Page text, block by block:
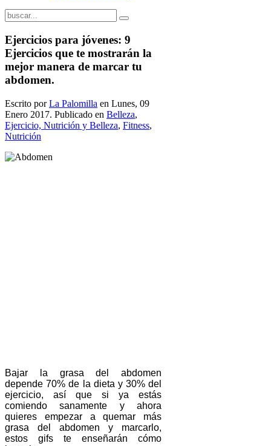
Ejercicios para jóvenes: 9
Ejercicios que te mostrarán la
mejor manera de marcar tu
abdomen.
Escrito porLa Palomilla en Lunes, 09
Enero 2017. Publicado en Belleza,
Ejercicio, Nutrición y Belleza, Fitness,
Nutrición
Bajar la grasa del abdomen
depende 70% de la dieta y 30% del
ejercicio, así que si ya estás
comiendo sanamente y ahora
quieres empezar a quemar más
grasa del abdomen y marcarlo,
estos gifs te enseñarán cómo